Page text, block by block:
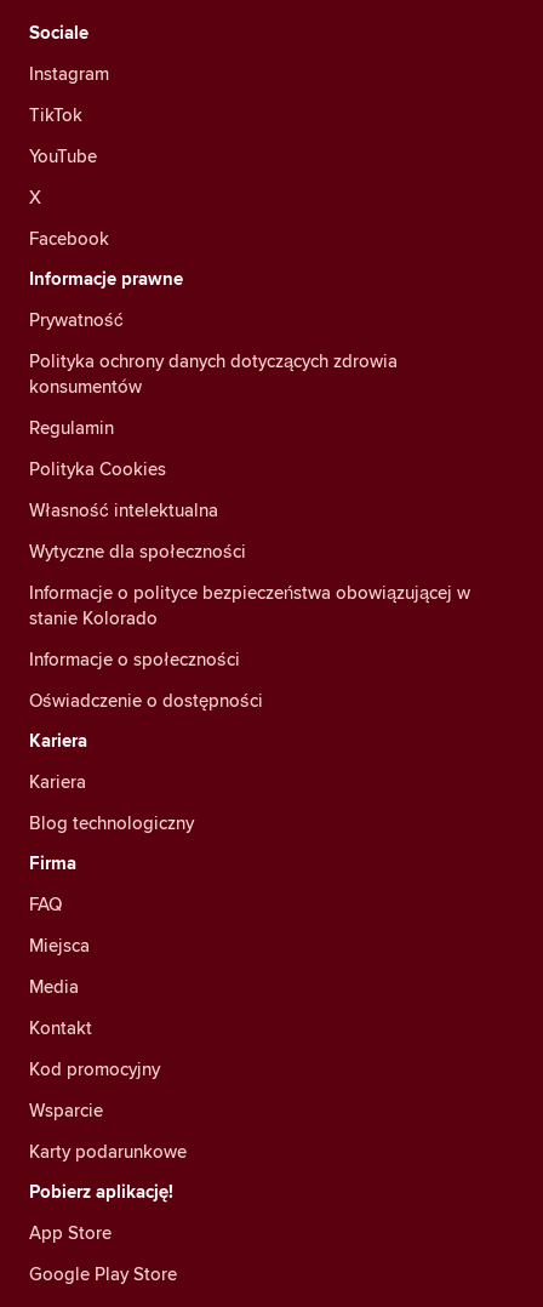
Sociale
Instagram
TikTok
YouTube
X
Facebook
Informacje prawne
Prywatność
Polityka ochrony danych dotyczących zdrowia
konsumentów
Regulamin
Polityka Cookies
Własność intelektualna
Wytyczne dla społeczności
Informacje o polityce bezpieczeństwa obowiązującej w
stanie Kolorado
Informacje o społeczności
Oświadczenie o dostępności
Kariera
Kariera
Blog technologiczny
Firma
FAQ
Miejsca
Media
Kontakt
Kod promocyjny
Wsparcie
Karty podarunkowe
Pobierz aplikację!
App Store
Google Play Store